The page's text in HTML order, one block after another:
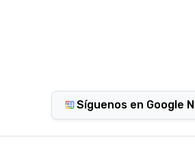
Síguenos en Google